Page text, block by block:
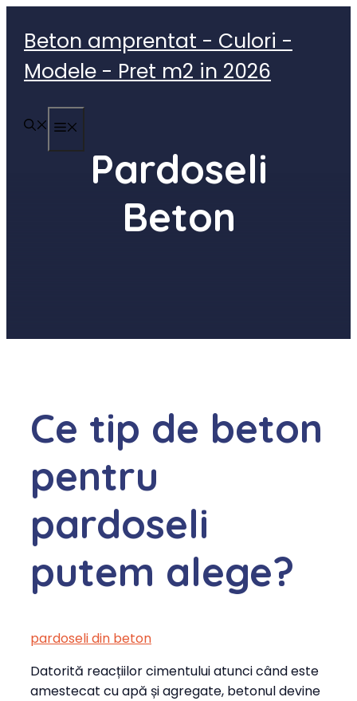
conținut
Beton amprentat - Culori -
Modele - Pret m2 in 2026
Pardoseli
Beton
Ce tip de beton
pentru
pardoseli
putem alege?
pardoseli din beton
Datorită reacțiilor cimentului atunci când este
amestecat cu apă și agregate, betonul devine